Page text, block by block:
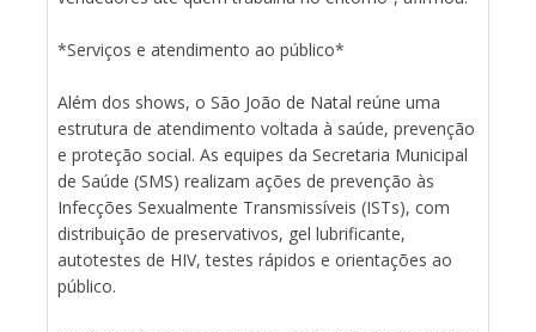
*Serviços e atendimento ao público*
Além dos shows, o São João de Natal reúne uma
estrutura de atendimento voltada à saúde, prevenção
e proteção social. As equipes da Secretaria Municipal
de Saúde (SMS) realizam ações de prevenção às
Infecções Sexualmente Transmissíveis (ISTs), com
distribuição de preservativos, gel lubrificante,
autotestes de HIV, testes rápidos e orientações ao
público.